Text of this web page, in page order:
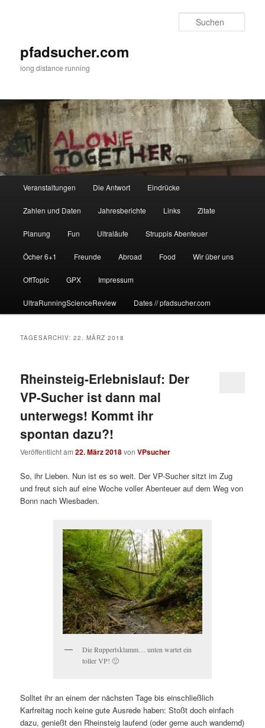
pfadsucher.com
long distance running
Veranstaltungen Die Antwort Eindrücke
Zahlen und Daten Jahresberichte Links Zitate
Planung Fun Ultraläufe Struppis Abenteuer
Öcher 6+1 Freunde Abroad Food Wir über uns
OffTopic GPX Impressum
UltraRunningScienceReview Dates // pfadsucher.com
TAGESARCHIV:22. MÄRZ 2018
Rheinsteig-Erlebnislauf: Der
VP-Sucher ist dann mal
unterwegs! Kommt ihr
spontan dazu?!
Veröffentlicht am22. März 2018vonVPsucher
So, ihr Lieben. Nun ist es so weit. Der VP-Sucher sitzt im Zug
und freut sich auf eine Woche voller Abenteuer auf dem Weg von
Bonn nach Wiesbaden.
Die Ruppertsklamm… unten wartet ein
toller VP! 🙂
Solltet ihr an einem der nächsten Tage bis einschließlich
Karfreitag noch keine gute Ausrede haben: Stoßt doch einfach
dazu, genießt den Rheinsteig laufend (oder gerne auch wandernd)